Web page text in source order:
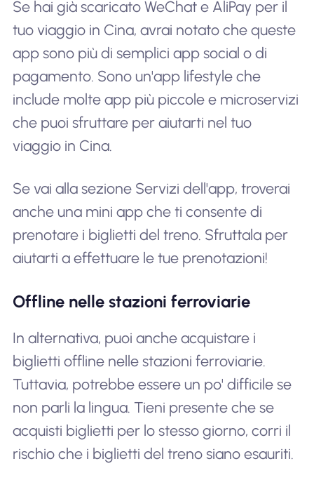
Se hai già scaricato WeChat e AliPay per il
tuo viaggio in Cina, avrai notato che queste
app sono più di semplici app social o di
pagamento. Sono un'app lifestyle che
include molte app più piccole e microservizi
che puoi sfruttare per aiutarti nel tuo
viaggio in Cina.
Se vai alla sezione Servizi dell'app, troverai
anche una mini app che ti consente di
prenotare i biglietti del treno. Sfruttala per
aiutarti a effettuare le tue prenotazioni!
Offline nelle stazioni ferroviarie
In alternativa, puoi anche acquistare i
biglietti offline nelle stazioni ferroviarie.
Tuttavia, potrebbe essere un po' difficile se
non parli la lingua. Tieni presente che se
acquisti biglietti per lo stesso giorno, corri il
rischio che i biglietti del treno siano esauriti.